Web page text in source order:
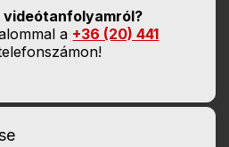
videótanfolyamról?
a +36 (20) 441